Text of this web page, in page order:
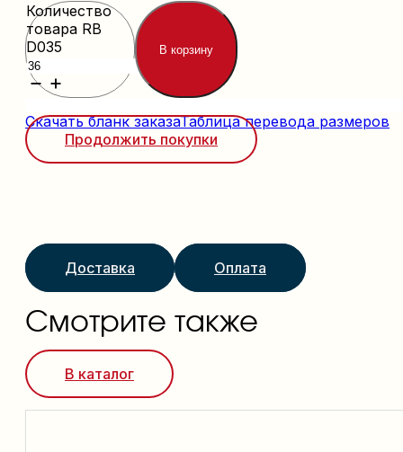
Количество
товара RB
D035
В корзину
Скачать бланк заказаТаблица перевода размеров
Продолжить покупки
Доставка Оплата
Смотрите также
В каталог